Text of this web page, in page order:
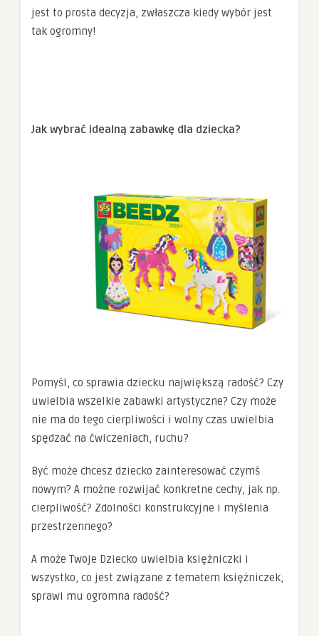
jest to prosta decyzja, zwłaszcza kiedy wybór jest
tak ogromny!
Jak wybrać idealną zabawkę dla dziecka?
Pomyśl, co sprawia dziecku największą radość? Czy
uwielbia wszelkie zabawki artystyczne? Czy może
nie ma do tego cierpliwości i wolny czas uwielbia
spędzać na ćwiczeniach, ruchu?
Być może chcesz dziecko zainteresować czymś
nowym? A możne rozwijać konkretne cechy, jak np.
cierpliwość? Zdolności konstrukcyjne i myślenia
przestrzennego?
A może Twoje Dziecko uwielbia księżniczki i
wszystko, co jest związane z tematem księżniczek,
sprawi mu ogromna radość?